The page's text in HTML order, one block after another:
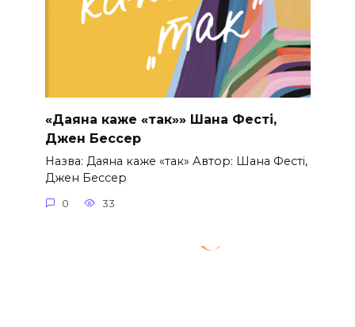
«Даяна каже «так»» Шана Фесті,
Джен Бессер
Назва: Даяна каже «так» Автор: Шана Фесті,
Джен Бессер
0 33